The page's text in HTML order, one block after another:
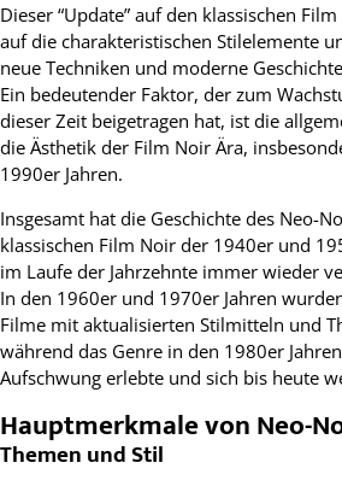
Dieser “Update” auf den klassischen
auf die charakteristischen Stilelemente
neue Techniken und moderne
Ein bedeutender Faktor, der zum
dieser Zeit beigetragen hat, ist die
die Ästhetik der Film Noir Ära,
1990er Jahren.
Insgesamt hat die Geschichte des Neo-
klassischen Film Noir der 1940er und
im Laufe der Jahrzehnte immer wieder
In den 1960er und 1970er Jahren
Filme mit aktualisierten Stilmitteln und
während das Genre in den 1980er
Aufschwung erlebte und sich bis heute
Hauptmerkmale von Neo-
Themen und Stil